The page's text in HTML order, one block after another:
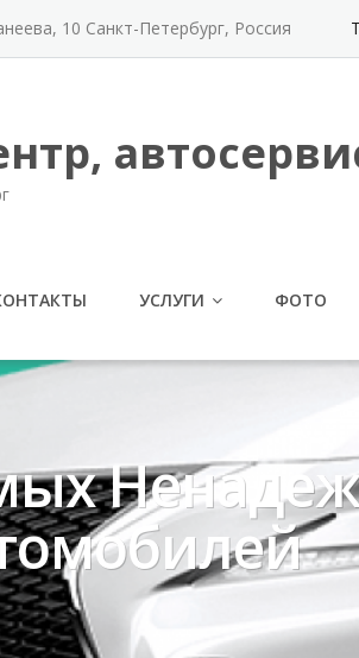
10 Санкт-Петербург, Россия
УСЛУГИ ФОТО